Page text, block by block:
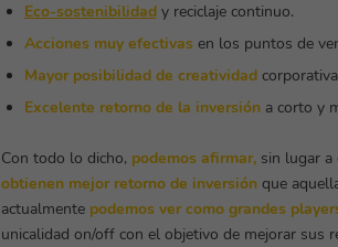
Eco-sostenibilidady reciclaje continuo.
Acciones muy efectivasen los puntos de
Mayor posibilidad de creatividad
Excelente retorno de la inversióna corto y
Con todo lo dicho, podemos afirmar,sin lugar a
obtienen mejor retorno de inversiónque
actualmente podemos ver como grandes
unicalidad on/off con el objetivo de mejorar sus